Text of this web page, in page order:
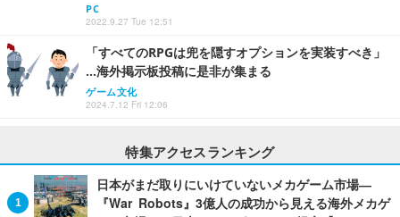
PC
2022.9.27 Tue 12:51
「すべてのRPGは兜を隠すオプションを実装すべき」
…海外掲示板投稿に是非が集まる
ゲーム文化
2024.7.12 Fri 12:06
特集アクセスランキング
日本がまだ取りにいけていないメカゲーム市場―
『War Robots』3億人の成功から見える海外メカゲ